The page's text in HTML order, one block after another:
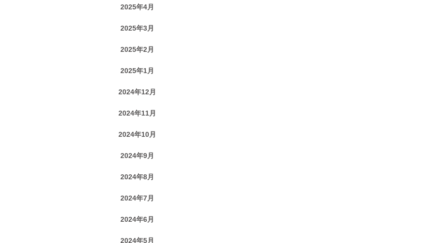
2025年4月
2025年3月
2025年2月
2025年1月
2024年12月
2024年11月
2024年10月
2024年9月
2024年8月
2024年7月
2024年6月
2024年5月